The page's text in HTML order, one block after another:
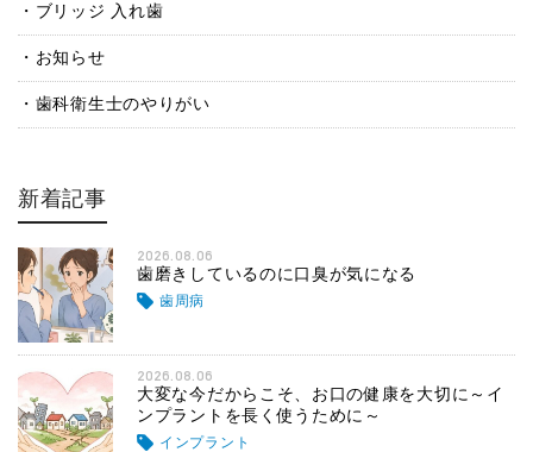
ブリッジ 入れ歯
お知らせ
歯科衛生士のやりがい
新着記事
2026.08.06
歯磨きしているのに口臭が気になる
歯周病
2026.08.06
大変な今だからこそ、お口の健康を大切に～イ
ンプラントを長く使うために～
インプラント